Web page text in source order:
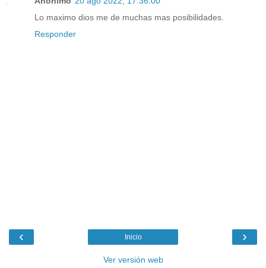
Lo maximo dios me de muchas mas posibilidades.
Responder
‹ ›
Inicio
Ver versión web